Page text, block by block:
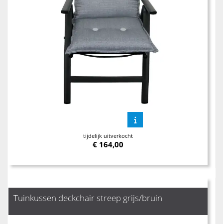
tijdelijk uitverkocht
€ 164,00
Tuinkussen deckchair streep grijs/bruin